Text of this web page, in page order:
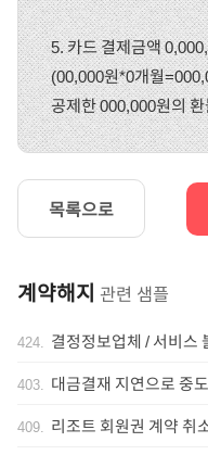
5. 카드 결제금액
(00,000원*0개월
공제한 000,000원의
목록으로
계약해지 관련 샘플
424. 결정정보업체 / 서비스
403. 대금결재 지연으로 중
409. 리조트 회원권 계약 취